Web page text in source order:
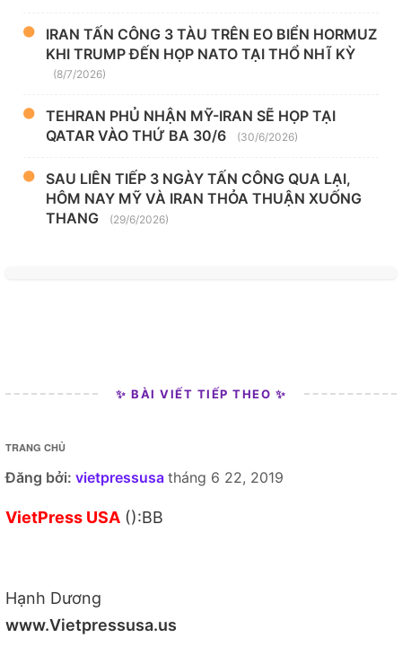
IRAN TẤN CÔNG 3 TÀU TRÊN EO BIỂN HORMUZ
KHI TRUMP ĐẾN HỌP NATO TẠI THỔ NHĨ KỲ
(8/7/2026)
TEHRAN PHỦ NHẬN MỸ-IRAN SẼ HỌP TẠI
QATAR VÀO THỨ BA 30/6
(30/6/2026)
SAU LIÊN TIẾP 3 NGÀY TẤN CÔNG QUA LẠI,
HÔM NAY MỸ VÀ IRAN THỎA THUẬN XUỐNG
THANG
(29/6/2026)
✨ BÀI VIẾT TIẾP THEO ✨
TRANG CHỦ
Đăng bởi: vietpressusa tháng 6 22, 2019
VietPress USA ():BB
Hạnh Dương
www.Vietpressusa.us